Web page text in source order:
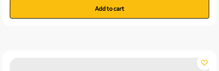
Add to cart